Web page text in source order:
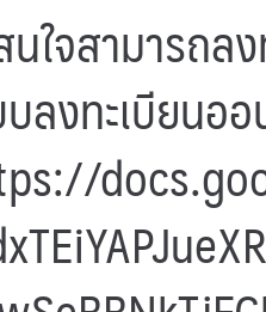
ใจสามารถล
ลงทะเบียนอ